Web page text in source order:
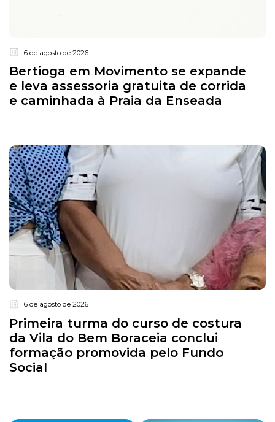
6 de agosto de 2026
Bertioga em Movimento se expande
e leva assessoria gratuita de corrida
e caminhada à Praia da Enseada
6 de agosto de 2026
Primeira turma do curso de costura
da Vila do Bem Boraceia conclui
formação promovida pelo Fundo
Social